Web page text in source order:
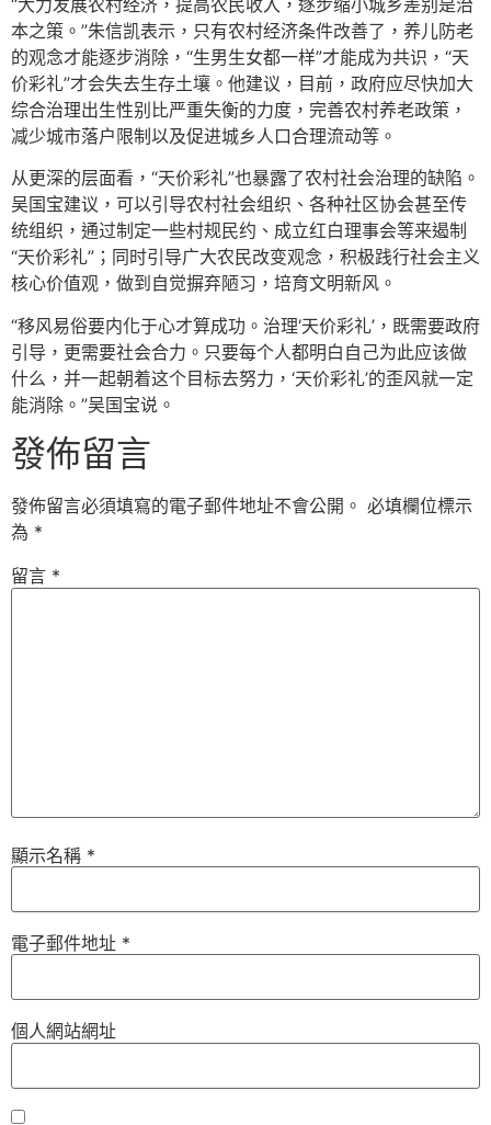
“大力发展农村经济，提高农民收入，逐步缩小城乡差别是治
本之策。”朱信凯表示，只有农村经济条件改善了，养儿防老
的观念才能逐步消除，“生男生女都一样”才能成为共识，“天
价彩礼”才会失去生存土壤。他建议，目前，政府应尽快加大
综合治理出生性别比严重失衡的力度，完善农村养老政策，
减少城市落户限制以及促进城乡人口合理流动等。
从更深的层面看，“天价彩礼”也暴露了农村社会治理的缺陷。
吴国宝建议，可以引导农村社会组织、各种社区协会甚至传
统组织，通过制定一些村规民约、成立红白理事会等来遏制
“天价彩礼”；同时引导广大农民改变观念，积极践行社会主义
核心价值观，做到自觉摒弃陋习，培育文明新风。
“移风易俗要内化于心才算成功。治理‘天价彩礼’，既需要政府
引导，更需要社会合力。只要每个人都明白自己为此应该做
什么，并一起朝着这个目标去努力，‘天价彩礼’的歪风就一定
能消除。”吴国宝说。
發佈留言
發佈留言必須填寫的電子郵件地址不會公開。 必填欄位標示
為 *
留言 *
顯示名稱 *
電子郵件地址 *
個人網站網址